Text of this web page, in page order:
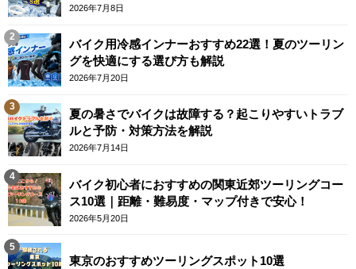
テム
2026年7月8日
バイク用冷感インナーおすすめ22選！夏のツーリン
グを快適にする選び方も解説
2026年7月20日
夏の暑さでバイクは故障する？起こりやすいトラブ
ルと予防・対策方法を解説
2026年7月14日
バイク初心者におすすめの関東近郊ツーリングコー
ス10選｜距離・難易度・マップ付きで安心！
2026年5月20日
東京のおすすめツーリングスポット10選